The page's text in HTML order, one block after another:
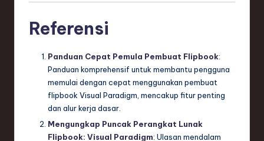
Referensi
Panduan Cepat Pemula Pembuat Flipbook:
Panduan komprehensif untuk membantu pengguna
memulai dengan cepat menggunakan pembuat
flipbook Visual Paradigm, mencakup fitur penting
dan alur kerja dasar.
Mengungkap Puncak Perangkat Lunak
Flipbook: Visual Paradigm: Ulasan mendalam